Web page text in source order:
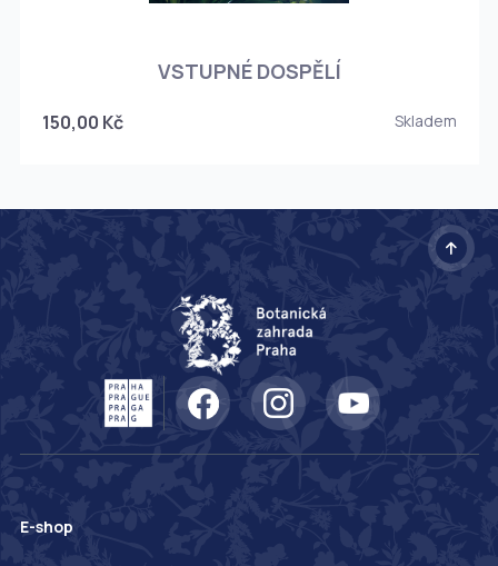
VSTUPNÉ DOSPĚLÍ
150,00 Kč Skladem
E-shop